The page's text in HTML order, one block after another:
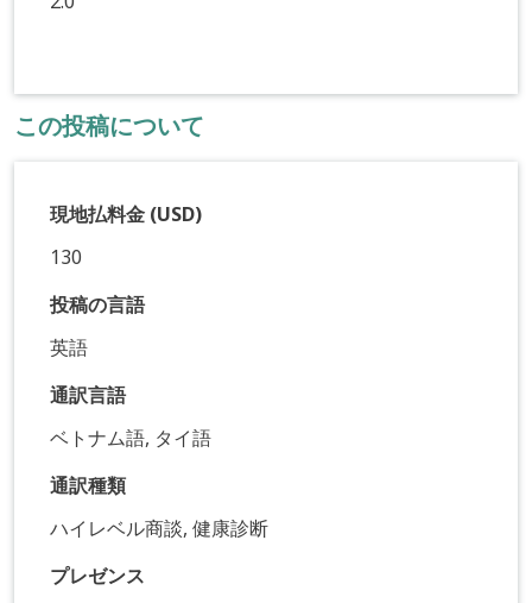
この投稿について
現地払料金 (USD)
130
投稿の言語
英語
通訳言語
ベトナム語, タイ語
通訳種類
ハイレベル商談, 健康診断
プレゼンス